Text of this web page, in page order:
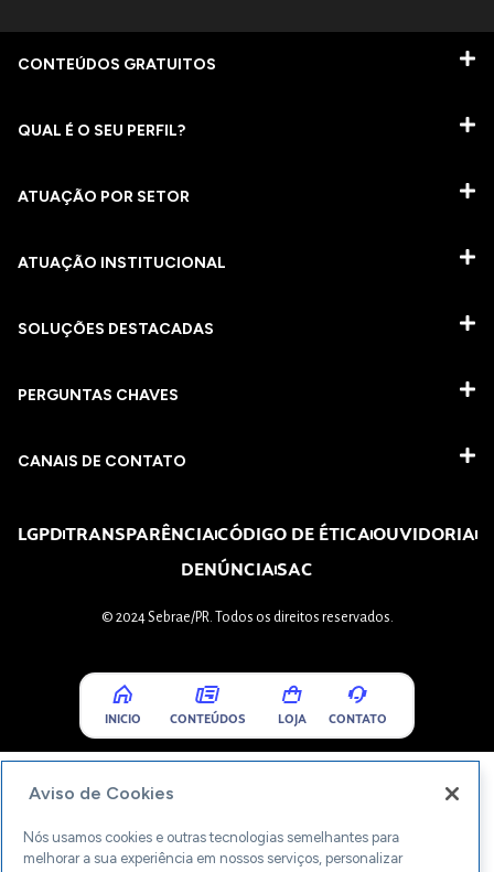
CONTEÚDOS GRATUITOS
QUAL É O SEU PERFIL?
ATUAÇÃO POR SETOR
ATUAÇÃO INSTITUCIONAL
SOLUÇÕES DESTACADAS
PERGUNTAS CHAVES​
CANAIS DE CONTATO
LGPDTRANSPARÊNCIACÓDIGO DE ÉTICAOUVIDORIA
DENÚNCIASAC
© 2024 Sebrae/PR. Todos os direitos reservados.
INICIO CONTEÚDOS LOJA CONTATO
Aviso de Cookies
Nós usamos cookies e outras tecnologias semelhantes para
melhorar a sua experiência em nossos serviços, personalizar